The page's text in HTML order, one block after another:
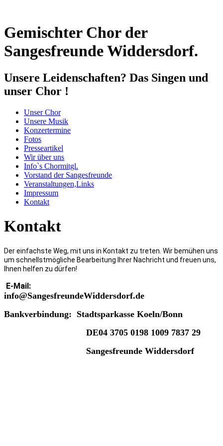
Gemischter Chor der
Sangesfreunde Widdersdorf.
Unsere Leidenschaften? Das Singen und
unser Chor !
Unser Chor
Unsere Musik
Konzertermine
Fotos
Presseartikel
Wir über uns
Info`s Chormitgl.
Vorstand der Sangesfreunde
Veranstaltungen,Links
Impressum
Kontakt
Kontakt
Der einfachste Weg, mit uns in Kontakt zu treten. Wir bemühen uns
um schnellstmögliche Bearbeitung Ihrer Nachricht und freuen uns,
Ihnen helfen zu dürfen!
E-Mail:
info@SangesfreundeWiddersdorf.de
Bankverbindung: Stadtsparkasse Koeln/Bonn
DE04 3705 0198 1009 7837 29
Sangesfreunde Widdersdorf